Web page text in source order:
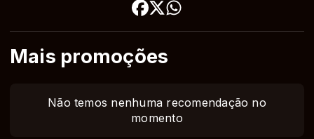
Mais promoções
Não temos nenhuma recomendação no
momento